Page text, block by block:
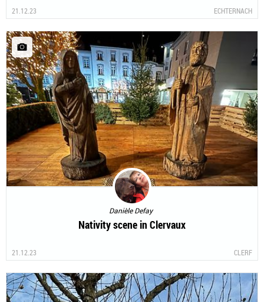
21.12.23 ECHTERNACH
Danièle Defay
Nativity scene in Clervaux
21.12.23 CLERF